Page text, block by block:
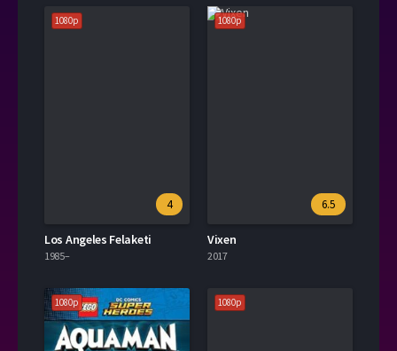
1080p
4
Los Angeles Felaketi
1985–
1080p
6.5
Vixen
2017
1080p 1080p